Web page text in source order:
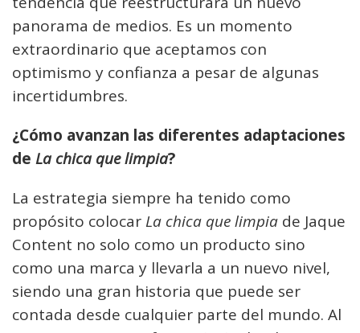
panorama de medios. Es un momento
extraordinario que aceptamos con
optimismo y confianza a pesar de algunas
incertidumbres.
¿Cómo avanzan las diferentes adaptaciones
de La chica que limpia?
La estrategia siempre ha tenido como
propósito colocar La chica que limpia de Jaque
Content no solo como un producto sino
como una marca y llevarla a un nuevo nivel,
siendo una gran historia que puede ser
contada desde cualquier parte del mundo. Al